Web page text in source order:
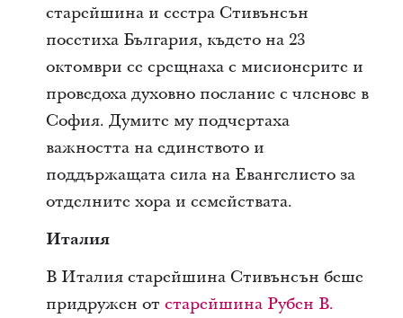
старейшина и сестра Стивънсън
посетиха България, където на 23
октомври се срещнаха с мисионерите и
проведоха духовно послание с членове в
София. Думите му подчертаха
важността на единството и
поддържащата сила на Евангелието за
отделните хора и семействата.
Италия
В Италия старейшина Стивънсън беше
придружен от старейшина Рубен В.